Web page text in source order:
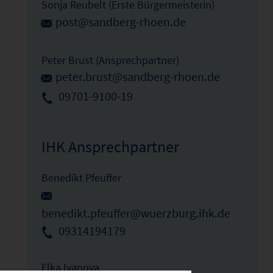
Sonja Reubelt (Erste Bürgermeisterin)
post@sandberg-rhoen.de
Peter Brust (Ansprechpartner)
peter.brust@sandberg-rhoen.de
09701-9100-19
IHK Ansprechpartner
Benedikt Pfeuffer
benedikt.pfeuffer@wuerzburg.ihk.de
09314194179
Elka Ivanova